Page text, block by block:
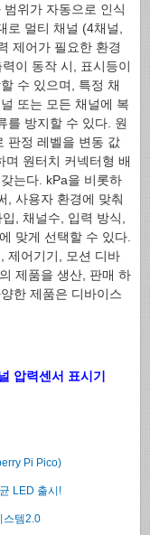
위가 자동으로 인식
로 멀티 채널 (4채널,
제어가 필요한 환경
이 동작 시, 표시등이
수 있으며, 특정 채
또는 모든 채널에 복
를 방지할 수 있다. 원
판정 레벨을 변동 값
며 원터치 커넥터형 배
는다. kPa을 비롯하
, 사용자 환경에 맞춰
, 채널수, 입력 방식,
맞게 선택할 수 있다.
제어기기, 모션 디바
제품을 생산, 판매 하
한 제품은 디바이스
압력센서 표시기
Pi Pico)
LED 출시!
스템2.0